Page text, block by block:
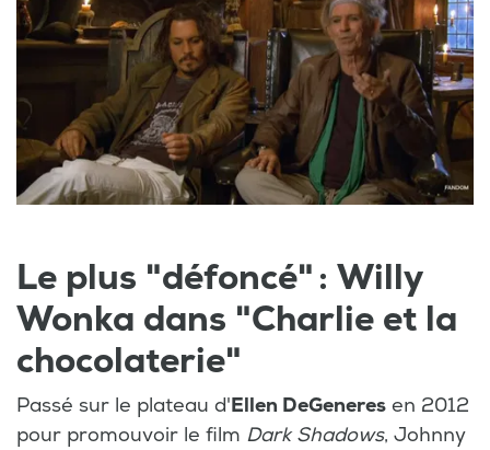
Le plus "défoncé" : Willy
Wonka dans "Charlie et la
chocolaterie"
Passé sur le plateau d'Ellen DeGeneres en 2012
pour promouvoir le film Dark Shadows, Johnny